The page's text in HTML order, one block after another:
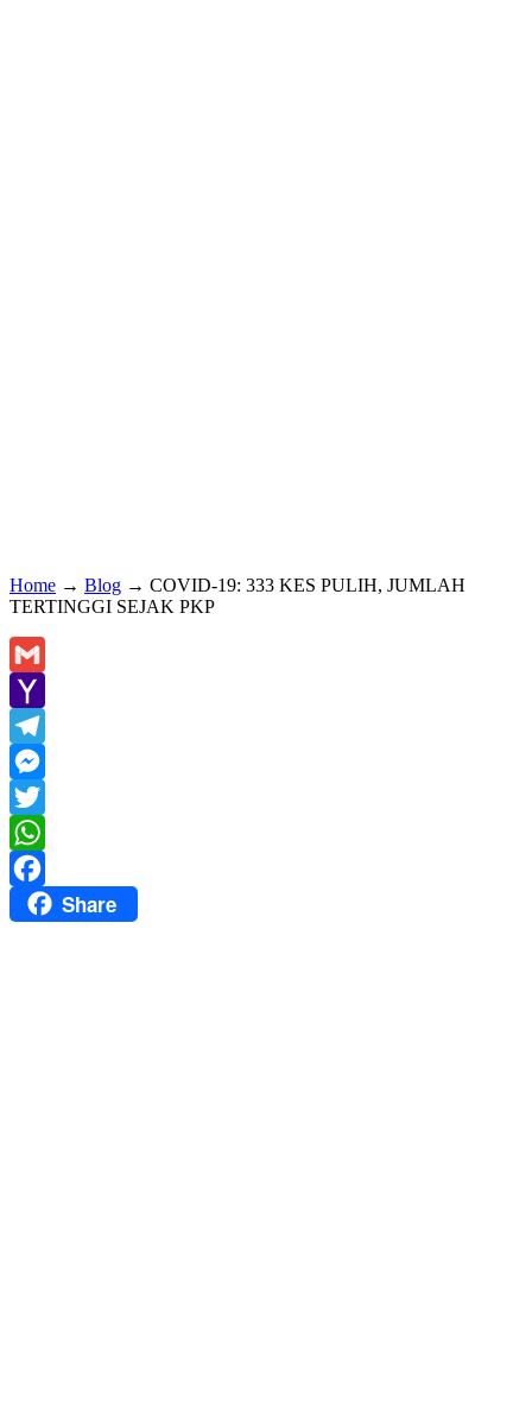
Home → Blog → COVID-19: 333 KES PULIH, JUMLAH
TERTINGGI SEJAK PKP
Gmail
Yahoo
Mail
Telegram
Messenger
Twitter
WhatsApp
FacebookShare